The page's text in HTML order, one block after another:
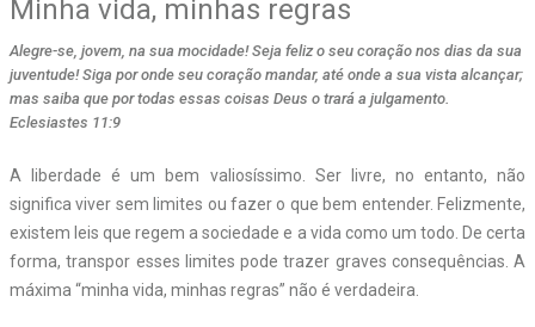
Minha vida, minhas regras
Alegre-se, jovem, na sua mocidade! Seja feliz o seu coração nos dias da sua
juventude! Siga por onde seu coração mandar, até onde a sua vista alcançar;
mas saiba que por todas essas coisas Deus o trará a julgamento.
Eclesiastes 11:9
Aliberdade é um bem valiosíssimo. Ser livre, no entanto, não
significa viver sem limites ou fazer o que bem entender. Felizmente,
existem leis que regem a sociedade e a vida como um todo. De certa
forma, transpor esses limites pode trazer graves consequências. A
máxima “minha vida, minhas regras” não é verdadeira.